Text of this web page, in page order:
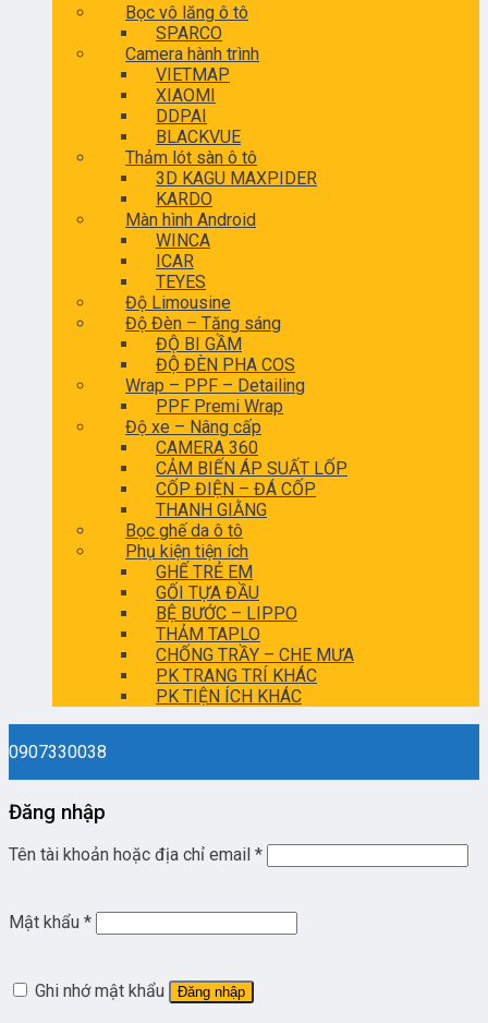
Bọc vô lăng ô tô
SPARCO
Camera hành trình
VIETMAP
XIAOMI
DDPAI
BLACKVUE
Thảm lót sàn ô tô
3D KAGU MAXPIDER
KARDO
Màn hình Android
WINCA
ICAR
TEYES
Độ Limousine
Độ Đèn – Tăng sáng
ĐỘ BI GẦM
ĐỘ ĐÈN PHA COS
Wrap – PPF – Detailing
PPF Premi Wrap
Độ xe – Nâng cấp
CAMERA 360
CẢM BIẾN ÁP SUẤT LỐP
CỐP ĐIỆN – ĐÁ CỐP
THANH GIẰNG
Bọc ghế da ô tô
Phụ kiện tiện ích
GHẾ TRẺ EM
GỐI TỰA ĐẦU
BỆ BƯỚC – LIPPO
THẢM TAPLO
CHỐNG TRẦY – CHE MƯA
PK TRANG TRÍ KHÁC
PK TIỆN ÍCH KHÁC
0907330038
Đăng nhập
Tên tài khoản hoặc địa chỉ email *
Mật khẩu *
Ghi nhớ mật khẩu Đăng nhập